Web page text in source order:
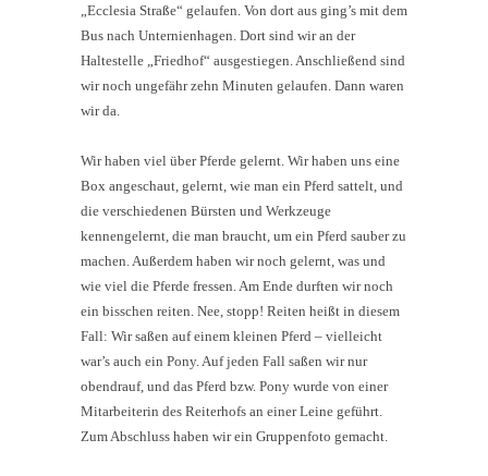
„Ecclesia Straße“ gelaufen. Von dort aus ging’s mit dem
Bus nach Unternienhagen. Dort sind wir an der
Haltestelle „Friedhof“ ausgestiegen. Anschließend sind
wir noch ungefähr zehn Minuten gelaufen. Dann waren
wir da.
Wir haben viel über Pferde gelernt. Wir haben uns eine
Box angeschaut, gelernt, wie man ein Pferd sattelt, und
die verschiedenen Bürsten und Werkzeuge
kennengelernt, die man braucht, um ein Pferd sauber zu
machen. Außerdem haben wir noch gelernt, was und
wie viel die Pferde fressen. Am Ende durften wir noch
ein bisschen reiten. Nee, stopp! Reiten heißt in diesem
Fall: Wir saßen auf einem kleinen Pferd – vielleicht
war’s auch ein Pony. Auf jeden Fall saßen wir nur
obendrauf, und das Pferd bzw. Pony wurde von einer
Mitarbeiterin des Reiterhofs an einer Leine geführt.
Zum Abschluss haben wir ein Gruppenfoto gemacht.